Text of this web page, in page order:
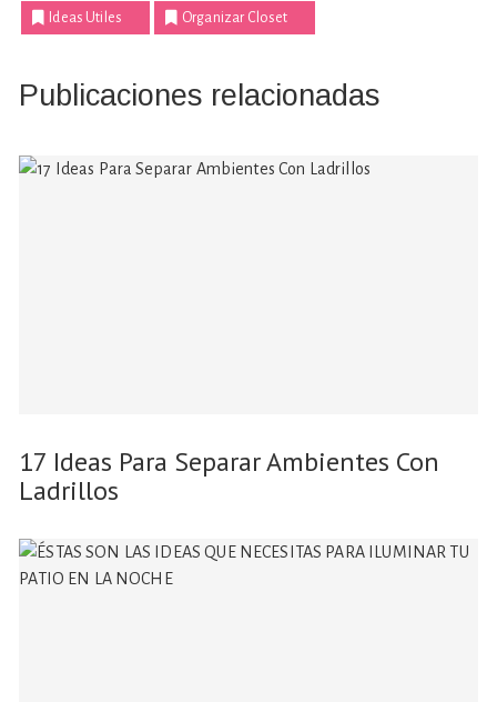
Ideas Utiles Organizar Closet
Publicaciones relacionadas
17 Ideas Para Separar Ambientes Con
Ladrillos